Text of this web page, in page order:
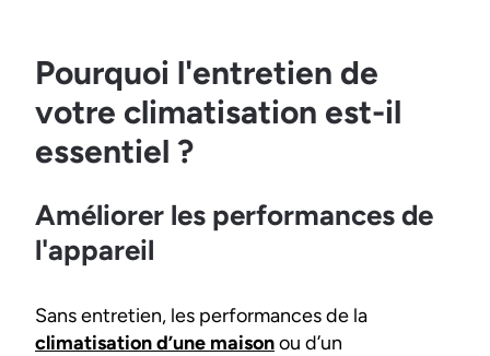
Pourquoi l'entretien de
votre climatisation est-il
essentiel ?
Améliorer les performances de
l'appareil
Sans entretien, les performances de la
climatisation d’une maisonou d’un